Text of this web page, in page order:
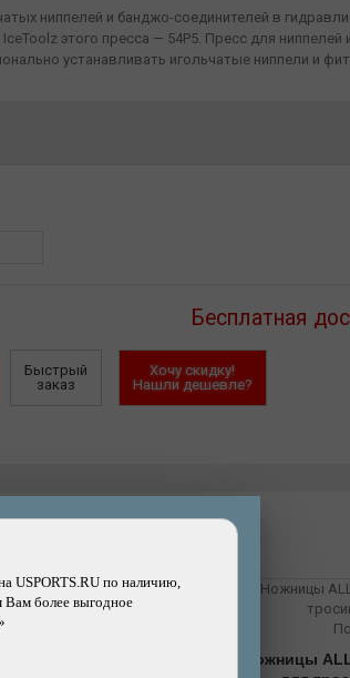
ниппелей и банджо-соединителей в
этого пресса — 54P5. Пресс для
устанавливать игольчатые ниппели и
опасно в данной работе — игольчатый
Бесплатная
USPORTS.RU по наличию,
Вам более выгодное
Быстрый
заказ
Хочу скидку!
Нашли дешевле?
Ножницы